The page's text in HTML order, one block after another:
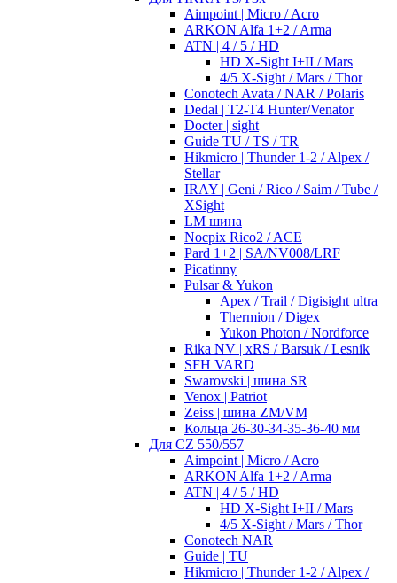
Aimpoint | Micro / Acro
ARKON Alfa 1+2 / Arma
ATN | 4 / 5 / HD
HD X-Sight I+II / Mars
4/5 X-Sight / Mars / Thor
Conotech Avata / NAR / Polaris
Dedal | T2-T4 Hunter/Venator
Docter | sight
Guide TU / TS / TR
Hikmicro | Thunder 1-2 / Alpex /
Stellar
IRAY | Geni / Rico / Saim / Tube /
XSight
LM шина
Nocpix Rico2 / ACE
Pard 1+2 | SA/NV008/LRF
Picatinny
Pulsar & Yukon
Apex / Trail / Digisight ultra
Thermion / Digex
Yukon Photon / Nordforce
Rika NV | xRS / Barsuk / Lesnik
SFH VARD
Swarovski | шина SR
Venox | Patriot
Zeiss | шина ZM/VM
Кольца 26-30-34-35-36-40 мм
Для CZ 550/557
Aimpoint | Micro / Acro
ARKON Alfa 1+2 / Arma
ATN | 4 / 5 / HD
HD X-Sight I+II / Mars
4/5 X-Sight / Mars / Thor
Conotech NAR
Guide | TU
Hikmicro | Thunder 1-2 / Alpex /